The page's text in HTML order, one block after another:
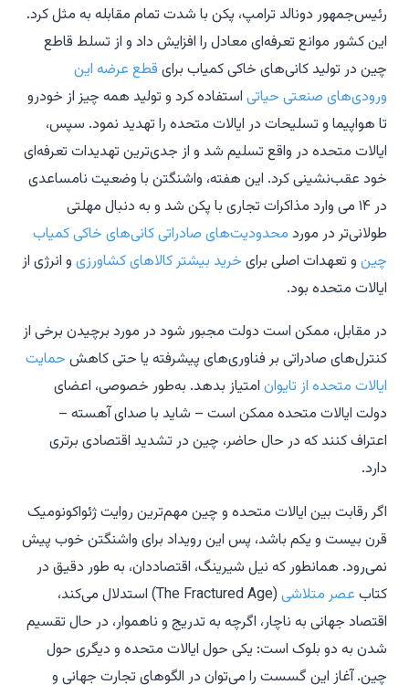
رئیس‌جمهور دونالد ترامپ، پکن با شدت تمام مقابله به مثل کرد.
این کشور موانع تعرفه‌ای معادل را افزایش داد و از تسلط قاطع
چین در تولید کانی‌های خاکی کمیاب برای قطع عرضه این
ورودی‌های صنعتی حیاتی استفاده کرد و تولید همه چیز از خودرو
تا هواپیما و تسلیحات در ایالات متحده را تهدید نمود. سپس،
ایالات متحده در واقع تسلیم شد و از جدی‌ترین تهدیدات تعرفه‌ای
خود عقب‌نشینی کرد. این هفته، واشنگتن با وضعیت نامساعدی
در ۱۴ می وارد مذاکرات تجاری با پکن شد و به دنبال مهلتی
طولانی‌تر در مورد محدودیت‌های صادراتی کانی‌های خاکی کمیاب
چین و تعهدات اصلی برای خرید بیشتر کالاهای کشاورزی و انرژی از
ایالات متحده بود.
در مقابل، ممکن است دولت مجبور شود در مورد برچیدن برخی از
کنترل‌های صادراتی بر فناوری‌های پیشرفته یا حتی کاهش حمایت
ایالات متحده از تایوان امتیاز بدهد. به‌طور خصوصی، اعضای
دولت ایالات متحده ممکن است – شاید با صدای آهسته –
اعتراف کنند که در حال حاضر، چین در تشدید اقتصادی برتری
دارد.
اگر رقابت بین ایالات متحده و چین مهم‌ترین روایت ژئواکونومیک
قرن بیست و یکم باشد، پس این رویداد برای واشنگتن خوب پیش
نمی‌رود. همانطور که نیل شیرینگ، اقتصاددان، به طور دقیق در
کتاب عصر متلاشی
(The Fractured Age) استدلال می‌کند،
اقتصاد جهانی به ناچار، اگرچه به تدریج و ناهموار، در حال تقسیم
شدن به دو بلوک است: یکی حول ایالات متحده و دیگری حول
چین. آغاز این گسست را می‌توان در الگوهای تجارت جهانی و